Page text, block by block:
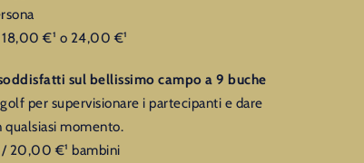
€¹ o 24,00 €¹
sul bellissimo campo a 9 buche
per supervisionare i partecipanti e dare
qualsiasi momento.
20,00 €¹ bambini